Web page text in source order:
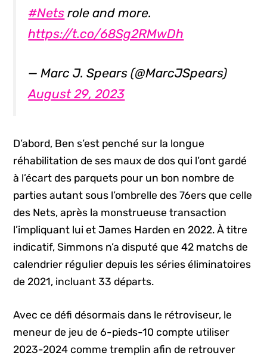
#Nets role and more.
https://t.co/68Sg2RMwDh
— Marc J. Spears (@MarcJSpears)
August 29, 2023
D’abord, Ben s’est penché sur la longue
réhabilitation de ses maux de dos qui l’ont gardé
à l’écart des parquets pour un bon nombre de
parties autant sous l’ombrelle des 76ers que celle
des Nets, après la monstrueuse transaction
l’impliquant lui et James Harden en 2022. À titre
indicatif, Simmons n’a disputé que 42 matchs de
calendrier régulier depuis les séries éliminatoires
de 2021, incluant 33 départs.
Avec ce défi désormais dans le rétroviseur, le
meneur de jeu de 6-pieds-10 compte utiliser
2023-2024 comme tremplin afin de retrouver